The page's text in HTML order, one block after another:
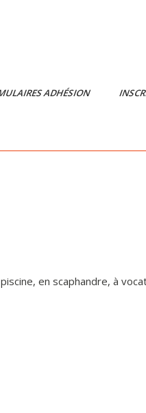
ADHÉSION
en scaphandre, à